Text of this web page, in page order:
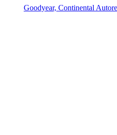
Goodyear, Continental